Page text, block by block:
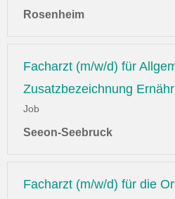
Rosenheim
Facharzt (m/w/d) für
Zusatzbezeichnung
Job
Seeon-Seebruck
Facharzt (m/w/d) für die